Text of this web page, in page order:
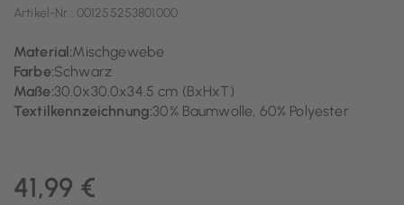
Artikel-Nr.: 001255253801000
Material:Mischgewebe
Farbe:Schwarz
Maße:30.0x30.0x34.5 cm (BxHxT)
Textilkennzeichnung:30% Baumwolle, 60% Polyester
41,99 €